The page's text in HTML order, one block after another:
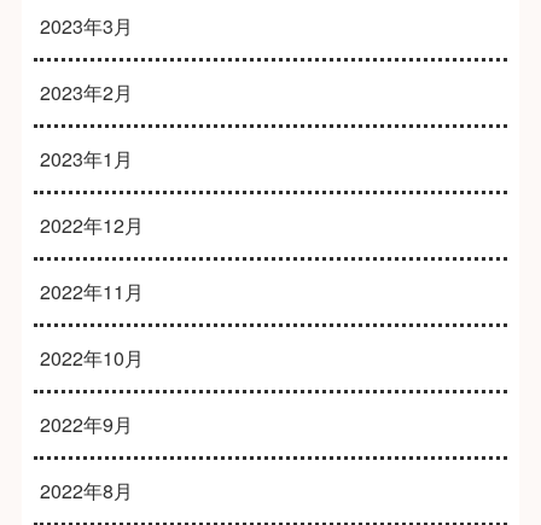
2023年3月
2023年2月
2023年1月
2022年12月
2022年11月
2022年10月
2022年9月
2022年8月